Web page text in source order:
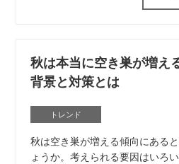
秋は本当に空き巣が増え
背景と対策とは
トレンド
秋は空き巣が増える傾向にある
ょうか。考えられる要因はいろ